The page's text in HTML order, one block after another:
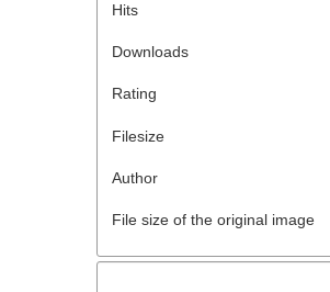
Hits
Downloads
Rating
Filesize
Author
File size of the original image